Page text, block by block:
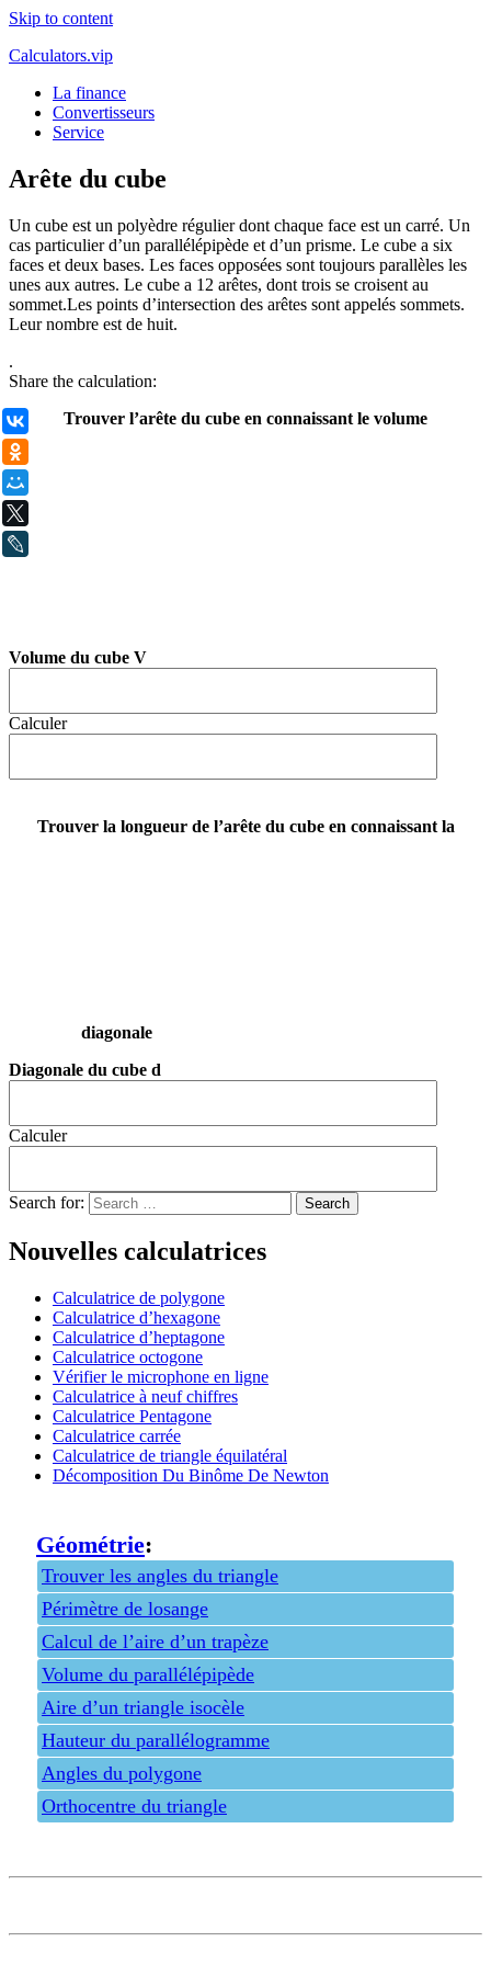
Skip to content
Calculators.vip
La finance
Convertisseurs
Service
Arête du cube
Un cube est un polyèdre régulier dont chaque face est un carré. Un
cas particulier d’un parallélépipède et d’un prisme. Le cube a six
faces et deux bases. Les faces opposées sont toujours parallèles les
unes aux autres. Le cube a 12 arêtes, dont trois se croisent au
sommet.Les points d’intersection des arêtes sont appelés sommets.
Leur nombre est de huit.
.
Share the calculation:
Trouver l’arête du cube en connaissant le volume
Volume du cube V
Calculer
Trouver la longueur de l’arête du cube en connaissant la
diagonale
Diagonale du cube d
Calculer
Search for:
Nouvelles calculatrices
Calculatrice de polygone
Calculatrice d’hexagone
Calculatrice d’heptagone
Calculatrice octogone
Vérifier le microphone en ligne
Calculatrice à neuf chiffres
Calculatrice Pentagone
Calculatrice carrée
Calculatrice de triangle équilatéral
Décomposition Du Binôme De Newton
Géométrie:
Trouver les angles du triangle
Périmètre de losange
Calcul de l’aire d’un trapèze
Volume du parallélépipède
Aire d’un triangle isocèle
Hauteur du parallélogramme
Angles du polygone
Orthocentre du triangle
ВКонтакте